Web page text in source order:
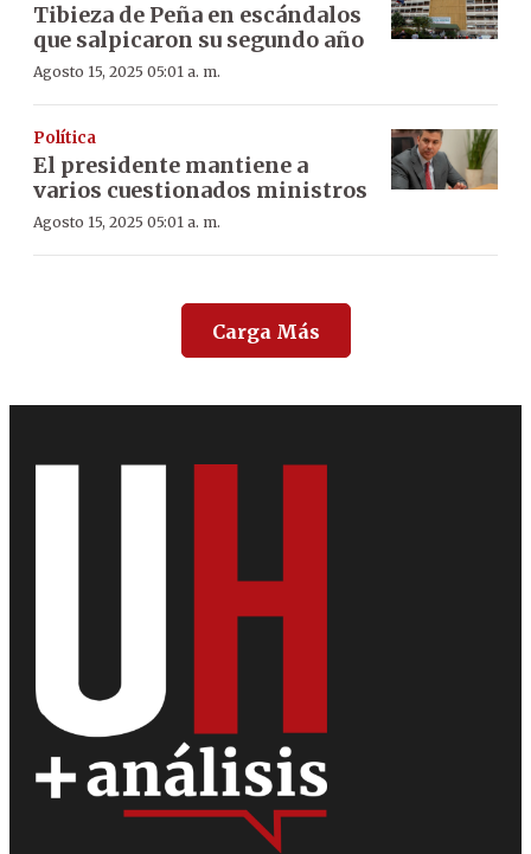
Tibieza de Peña en escándalos
que salpicaron su segundo año
Agosto 15, 2025 05:01 a. m.
Política
El presidente mantiene a
varios cuestionados ministros
Agosto 15, 2025 05:01 a. m.
Carga Más